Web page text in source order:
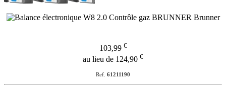
103,99 €
au lieu de 124,90 €
Ref. 61211190